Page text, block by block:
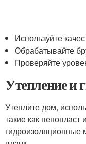
Используйте
Обрабатывайте
Проверяйте
Утепление и
Утеплите дом,
такие как пенопласт
гидроизоляционные